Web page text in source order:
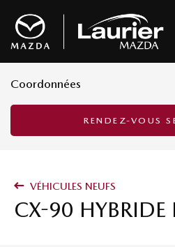
Coordonnées
3001, avenue Kepler,
RENDEZ-VOUS
VÉHICULES NEUFS
CX-90 HYBRIDE